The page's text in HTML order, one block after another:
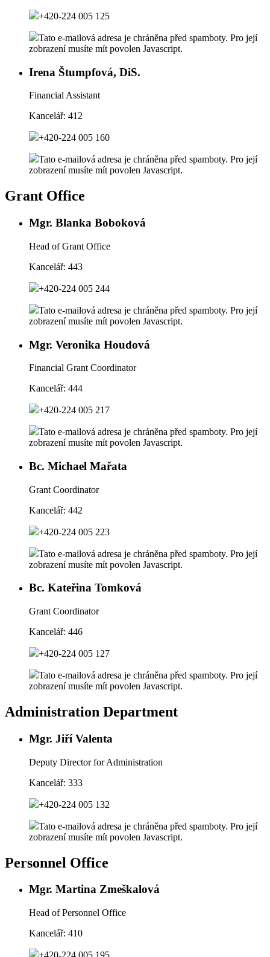
+420-224 005 125
Tato e-mailová adresa je chráněna před spamboty. Pro její
zobrazení musíte mít povolen Javascript.
Irena Štumpfová, DiS.
Financial Assistant
Kancelář: 412
+420-224 005 160
Tato e-mailová adresa je chráněna před spamboty. Pro její
zobrazení musíte mít povolen Javascript.
Grant Office
Mgr. Blanka Boboková
Head of Grant Office
Kancelář: 443
+420-224 005 244
Tato e-mailová adresa je chráněna před spamboty. Pro její
zobrazení musíte mít povolen Javascript.
Mgr. Veronika Houdová
Financial Grant Coordinator
Kancelář: 444
+420-224 005 217
Tato e-mailová adresa je chráněna před spamboty. Pro její
zobrazení musíte mít povolen Javascript.
Bc. Michael Mařata
Grant Coordinator
Kancelář: 442
+420-224 005 223
Tato e-mailová adresa je chráněna před spamboty. Pro její
zobrazení musíte mít povolen Javascript.
Bc. Kateřina Tomková
Grant Coordinator
Kancelář: 446
+420-224 005 127
Tato e-mailová adresa je chráněna před spamboty. Pro její
zobrazení musíte mít povolen Javascript.
Administration Department
Mgr. Jiří Valenta
Deputy Director for Administration
Kancelář: 333
+420-224 005 132
Tato e-mailová adresa je chráněna před spamboty. Pro její
zobrazení musíte mít povolen Javascript.
Personnel Office
Mgr. Martina Zmeškalová
Head of Personnel Office
Kancelář: 410